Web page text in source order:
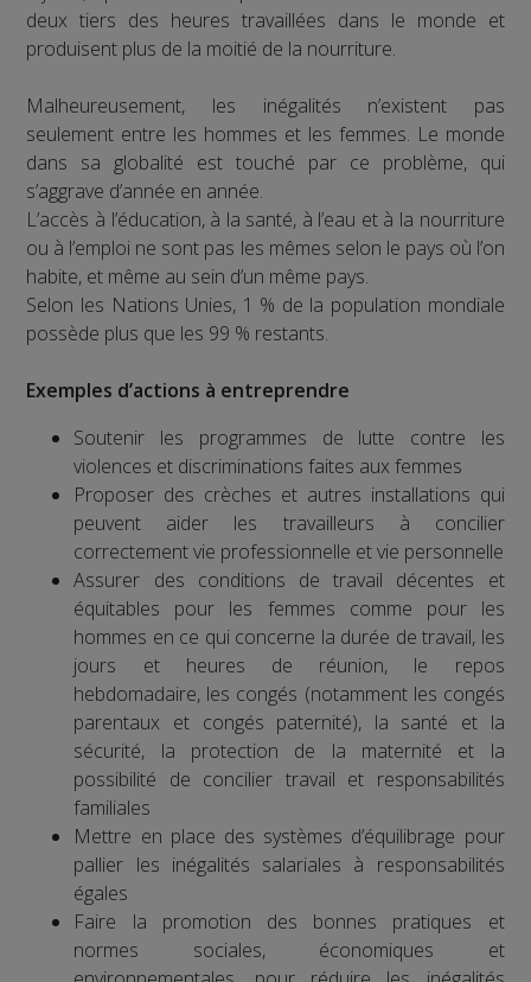
deux tiers des heures travaillées dans le monde et
produisent plus de la moitié de la nourriture.
Malheureusement, les inégalités n’existent pas
seulement entre les hommes et les femmes. Le monde
dans sa globalité est touché par ce problème, qui
s’aggrave d’année en année.
L’accès à l’éducation, à la santé, à l’eau et à la nourriture
ou à l’emploi ne sont pas les mêmes selon le pays où l’on
habite, et même au sein d’un même pays.
Selon les Nations Unies, 1 % de la population mondiale
possède plus que les 99 % restants.
Exemples d’actions à entreprendre
Soutenir les programmes de lutte contre les
violences et discriminations faites aux femmes
Proposer des crèches et autres installations qui
peuvent aider les travailleurs à concilier
correctement vie professionnelle et vie personnelle
Assurer des conditions de travail décentes et
équitables pour les femmes comme pour les
hommes en ce qui concerne la durée de travail, les
jours et heures de réunion, le repos
hebdomadaire, les congés (notamment les congés
parentaux et congés paternité), la santé et la
sécurité, la protection de la maternité et la
possibilité de concilier travail et responsabilités
familiales
Mettre en place des systèmes d’équilibrage pour
pallier les inégalités salariales à responsabilités
égales
Faire la promotion des bonnes pratiques et
normes sociales, économiques et